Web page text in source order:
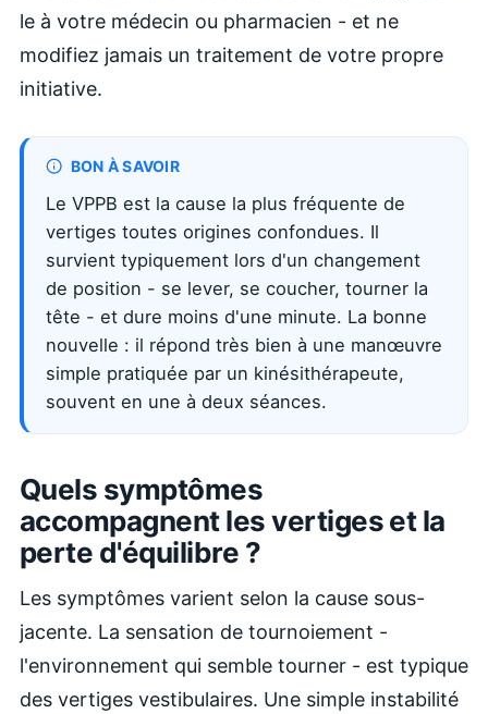
le à votre médecin ou pharmacien - et ne
modifiez jamais un traitement de votre propre
initiative.
BON À SAVOIR
Le VPPB est la cause la plus fréquente de
vertiges toutes origines confondues. Il
survient typiquement lors d'un changement
de position - se lever, se coucher, tourner la
tête - et dure moins d'une minute. La bonne
nouvelle : il répond très bien à une manœuvre
simple pratiquée par un kinésithérapeute,
souvent en une à deux séances.
Quels symptômes
accompagnent les vertiges et la
perte d'équilibre ?
Les symptômes varient selon la cause sous-
jacente. La sensation de tournoiement -
l'environnement qui semble tourner - est typique
des vertiges vestibulaires. Une simple instabilité